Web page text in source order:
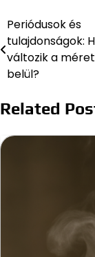
Bejegyzés
navigáció
Periódusok és
tulajdonságok:
változik a
belül?
Related